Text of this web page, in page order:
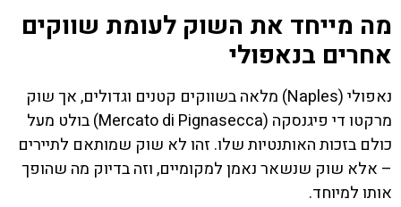
מה מייחד את השוק לעומת שווקים
אחרים בנאפולי
נאפולי (Naples) מלאה בשווקים קטנים וגדולים, אך שוק
מרקטו די פיגנסקה (Mercato di Pignasecca) בולט מעל
כולם בזכות האותנטיות שלו. זהו לא שוק שמותאם לתיירים
– אלא שוק שנשאר נאמן למקומיים, וזה בדיוק מה שהופך
אותו למיוחד.